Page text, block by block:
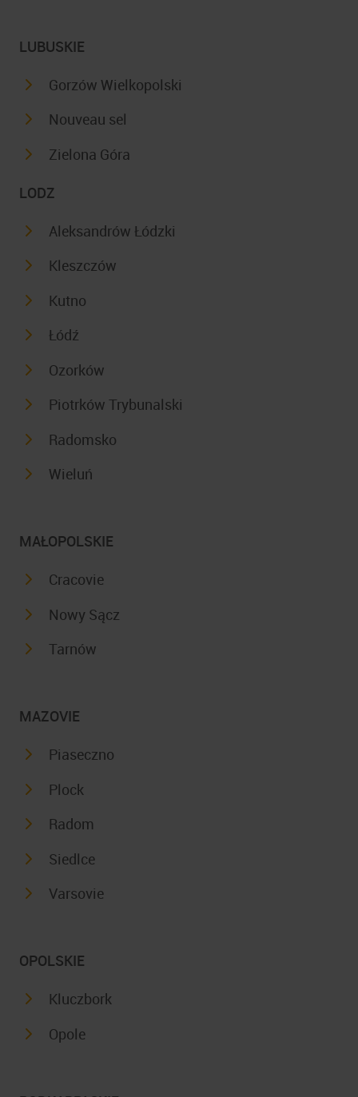
LUBUSKIE
Gorzów Wielkopolski
Nouveau sel
Zielona Góra
LODZ
Aleksandrów Łódzki
Kleszczów
Kutno
Łódź
Ozorków
Piotrków Trybunalski
Radomsko
Wieluń
MAŁOPOLSKIE
Cracovie
Nowy Sącz
Tarnów
MAZOVIE
Piaseczno
Plock
Radom
Siedlce
Varsovie
OPOLSKIE
Kluczbork
Opole